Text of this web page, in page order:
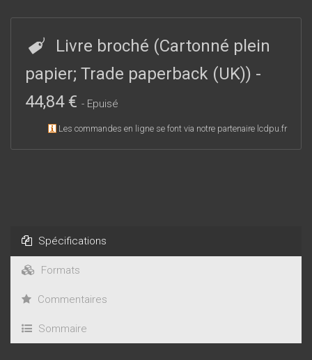
et gentium octo libri, publié à Lund en 1672, qui est un traité
de droit complet qui expose méthodiquement une doctrine
de sciences politiques.
Livre broché (Cartonné plein
papier; Trade paperback (UK)) -
44,84 € - Epuisé
Les commandes en ligne se font via notre partenaire lcdpu.fr
Spécifications
Formats
Commentaires
Sommaire